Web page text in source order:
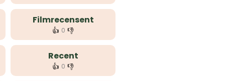
Filmrecensent
👍 0 👎
Recent
👍 0 👎